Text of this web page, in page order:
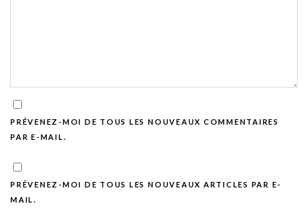
PRÉVENEZ-MOI DE TOUS LES NOUVEAUX COMMENTAIRES
PAR E-MAIL.
PRÉVENEZ-MOI DE TOUS LES NOUVEAUX ARTICLES PAR E-
MAIL.